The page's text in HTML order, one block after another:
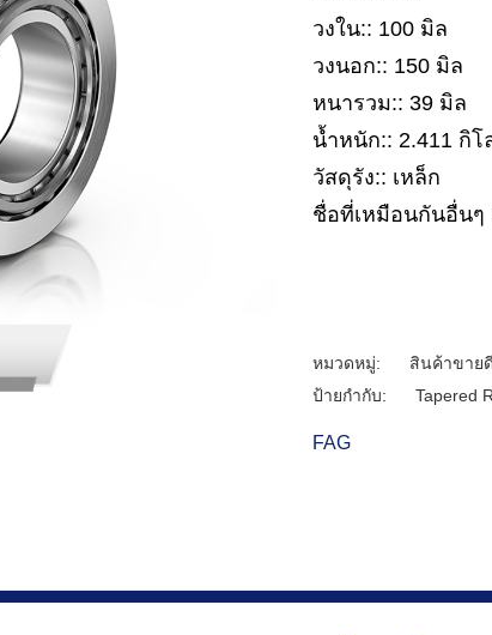
วงใน:: 100 มิล
วงนอก:: 150 มิล
หนารวม:: 39 มิล
น้ำหนัก:: 2.411 กิโ
วัสดุรัง:: เหล็ก
ชื่อที่เหมือนกันอื่นๆ
หมวดหมู่: สินค้าขายดี
ป้ายกำกับ:
Tapered
FAG